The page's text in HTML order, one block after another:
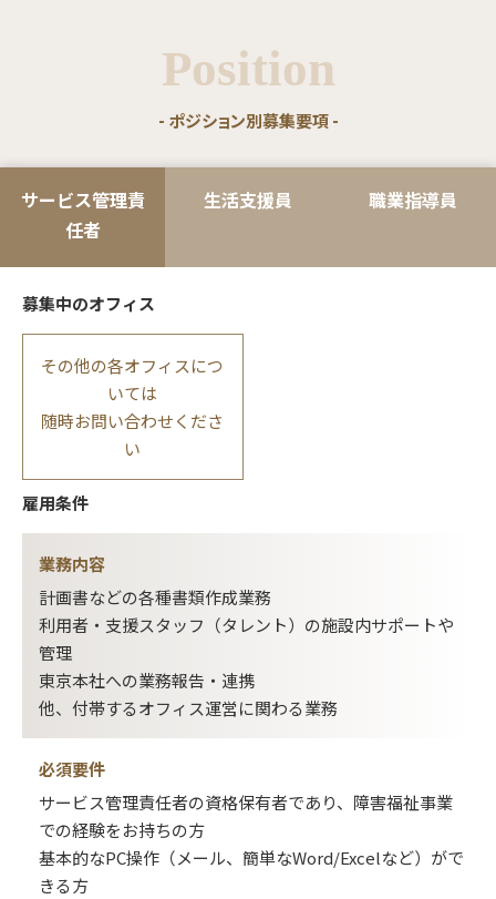
Position
- ポジション別募集要項 -
サービス管理責
任者
生活支援員 職業指導員
募集中のオフィス
その他の各オフィスにつ
いては
随時お問い合わせくださ
い
雇用条件
業務内容
計画書などの各種書類作成業務
利用者・支援スタッフ（タレント）の施設内サポートや
管理
東京本社への業務報告・連携
他、付帯するオフィス運営に関わる業務
必須要件
サービス管理責任者の資格保有者であり、障害福祉事業
での経験をお持ちの方
基本的なPC操作（メール、簡単なWord/Excelなど）がで
きる方